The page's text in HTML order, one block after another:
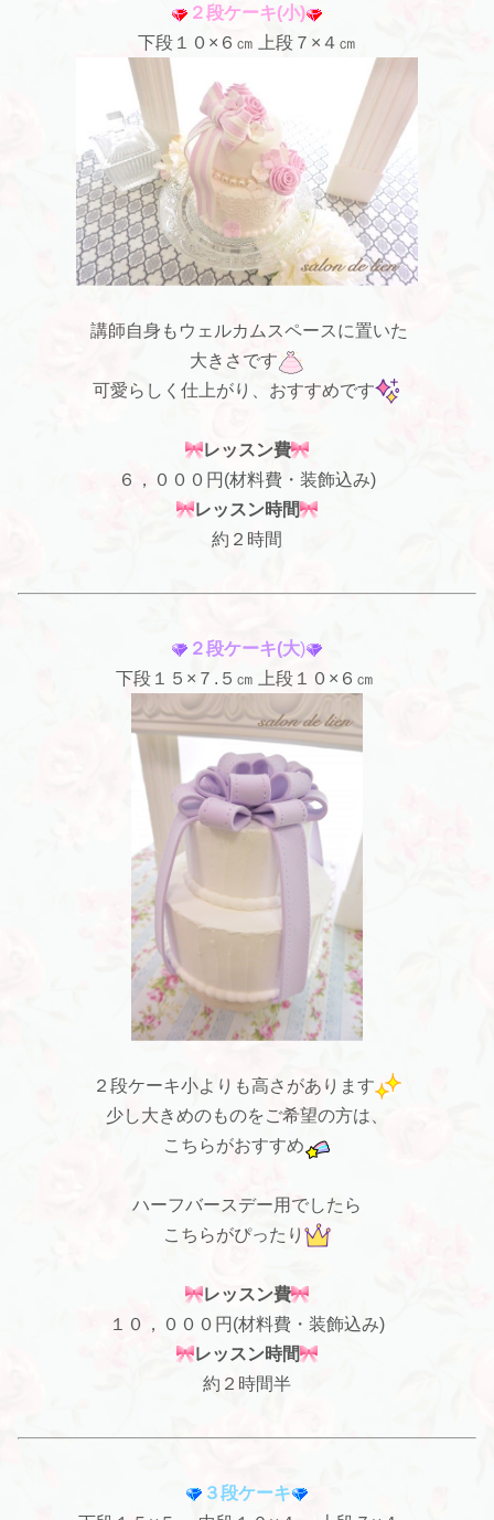
２段ケーキ(小)
下段１０×６㎝ 上段７×４㎝
講師自身もウェルカムスペースに置いた
大きさです
可愛らしく仕上がり、おすすめです
レッスン費
６，０００円(材料費・装飾込み)
レッスン時間
約２時間
２段ケーキ(大)
下段１５×７.５㎝ 上段１０×６㎝
２段ケーキ小よりも高さがあります
少し大きめのものをご希望の方は、
こちらがおすすめ
ハーフバースデー用でしたら
こちらがぴったり
レッスン費
１０，０００円(材料費・装飾込み)
レッスン時間
約２時間半
３段ケーキ